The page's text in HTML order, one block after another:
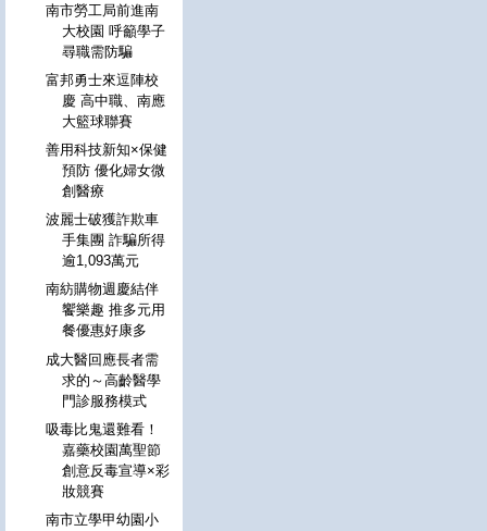
南市勞工局前進南
大校園 呼籲學子
尋職需防騙
富邦勇士來逗陣校
慶 高中職、南應
大籃球聯賽
善用科技新知×保健
預防 優化婦女微
創醫療
波麗士破獲詐欺車
手集團 詐騙所得
逾1,093萬元
南紡購物週慶結伴
饗樂趣 推多元用
餐優惠好康多
成大醫回應長者需
求的～高齡醫學
門診服務模式
吸毒比鬼還難看！
嘉藥校園萬聖節
創意反毒宣導×彩
妝競賽
南市立學甲幼園小